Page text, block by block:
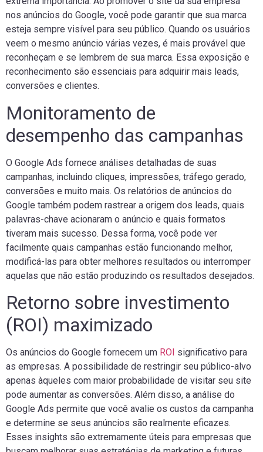
nos anúncios do Google, você pode garantir que sua marca
esteja sempre visível para seu público. Quando os usuários
veem o mesmo anúncio várias vezes, é mais provável que
reconheçam e se lembrem de sua marca. Essa exposição e
reconhecimento são essenciais para adquirir mais leads,
conversões e clientes.
Monitoramento de
desempenho das campanhas
O Google Ads fornece análises detalhadas de suas
campanhas, incluindo cliques, impressões, tráfego gerado,
conversões e muito mais. Os relatórios de anúncios do
Google também podem rastrear a origem dos leads, quais
palavras-chave acionaram o anúncio e quais formatos
tiveram mais sucesso. Dessa forma, você pode ver
facilmente quais campanhas estão funcionando melhor,
modificá-las para obter melhores resultados ou interromper
aquelas que não estão produzindo os resultados desejados.
Retorno sobre investimento
(ROI) maximizado
Os anúncios do Google fornecem um ROI significativo para
as empresas. A possibilidade de restringir seu público-alvo
apenas àqueles com maior probabilidade de visitar seu site
pode aumentar as conversões. Além disso, a análise do
Google Ads permite que você avalie os custos da campanha
e determine se seus anúncios são realmente eficazes.
Esses insights são extremamente úteis ​​para empresas que